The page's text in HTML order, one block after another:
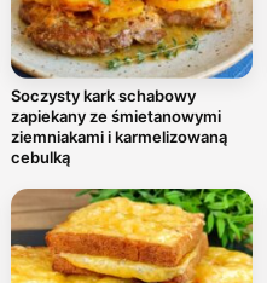
Soczysty kark schabowy
zapiekany ze śmietanowymi
ziemniakami i karmelizowaną
cebulką